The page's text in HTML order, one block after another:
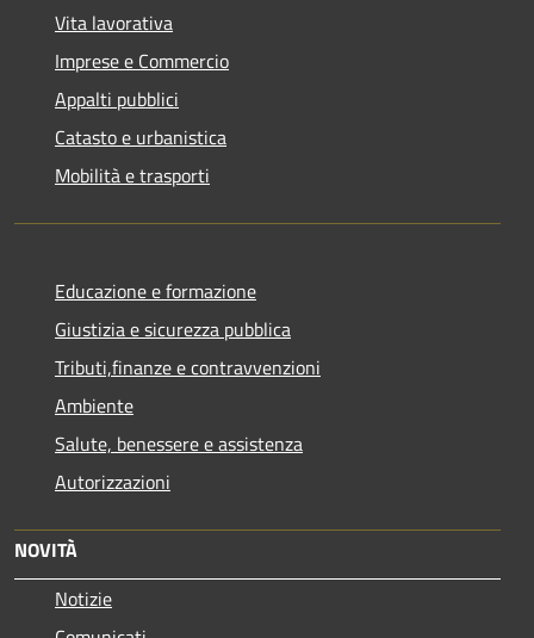
Vita lavorativa
Imprese e Commercio
Appalti pubblici
Catasto e urbanistica
Mobilità e trasporti
Educazione e formazione
Giustizia e sicurezza pubblica
Tributi,finanze e contravvenzioni
Ambiente
Salute, benessere e assistenza
Autorizzazioni
NOVITÀ
Notizie